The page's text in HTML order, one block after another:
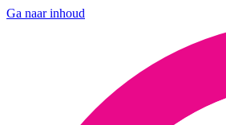
Ga naar inhoud